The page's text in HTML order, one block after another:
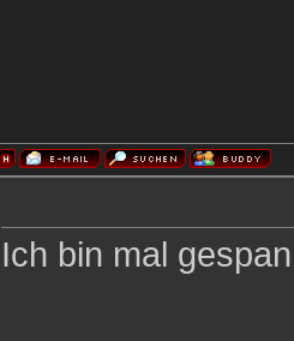
Ich bin mal